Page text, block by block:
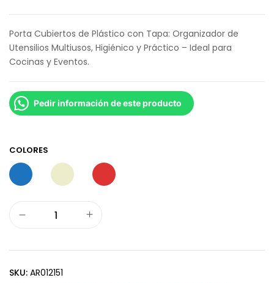
Porta Cubiertos de Plástico con Tapa: Organizador de
Utensilios Multiusos, Higiénico y Práctico – Ideal para
Cocinas y Eventos.
Pedir información de este producto
COLORES
SKU: AR012151